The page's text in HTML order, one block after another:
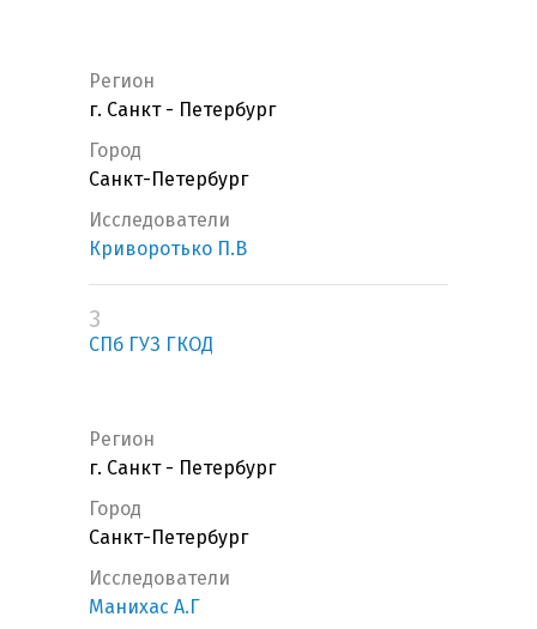
Регион
г. Санкт - Петербург
Город
Санкт-Петербург
Исследователи
Криворотько П.В
3
СПб ГУЗ ГКОД
Регион
г. Санкт - Петербург
Город
Санкт-Петербург
Исследователи
Манихас А.Г